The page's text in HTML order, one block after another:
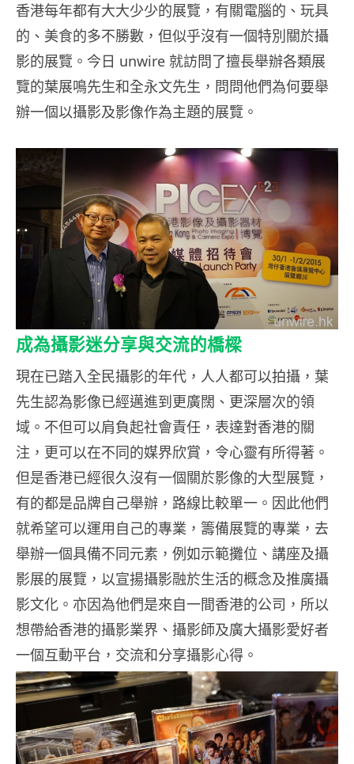
香港每年都有大大少少的展覽，有關電腦的、玩具
的、美食的多不勝數，但似乎沒有一個特別關於攝
影的展覽。今日 unwire 就訪問了擅長舉辦各類展
覽的葉展鳴先生和全永文先生，問問他們為何要舉
辦一個以攝影及影像作為主題的展覽。
成為攝影迷分享與交流的橋樑
現在已踏入全民攝影的年代，人人都可以拍攝，葉
先生認為影像已經邁進到更廣闊、更深層次的領
域。不但可以肩負起社會責任，表達對香港的關
注，更可以在不同的媒界欣賞，令心靈有所得著。
但是香港已經很久沒有一個關於影像的大型展覽，
有的都是品牌自己舉辦，路線比較單一。因此他們
就希望可以運用自己的專業，籌備展覽的專業，去
舉辦一個具備不同元素，例如示範攤位、講座及攝
影展的展覽，以宣揚攝影融於生活的概念及推廣攝
影文化。亦因為他們是來自一間香港的公司，所以
想帶給香港的攝影業界、攝影師及廣大攝影愛好者
一個互動平台，交流和分享攝影心得。